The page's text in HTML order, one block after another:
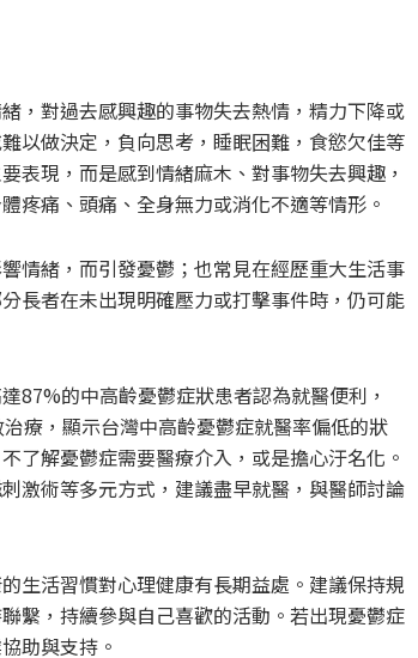
，對過去感興趣的事物失去熱情，精力下降或
以做決定，負向思考，睡眠困難，食慾欠佳等
表現，而是感到情緒麻木、對事物失去興趣，
疼痛、頭痛、全身無力或消化不適等情形。
情緒，而引發憂鬱；也常見在經歷重大生活事
長者在未出現明確壓力或打擊事件時，仍可能
87%的中高齡憂鬱症狀患者認為就醫便利，
療，顯示台灣中高齡憂鬱症就醫率偏低的狀
了解憂鬱症需要醫療介入，或是擔心汙名化。
激術等多元方式，建議盡早就醫，與醫師討論
生活習慣對心理健康有長期益處。建議保持規
繫，持續參與自己喜歡的活動。若出現憂鬱症
助與支持。